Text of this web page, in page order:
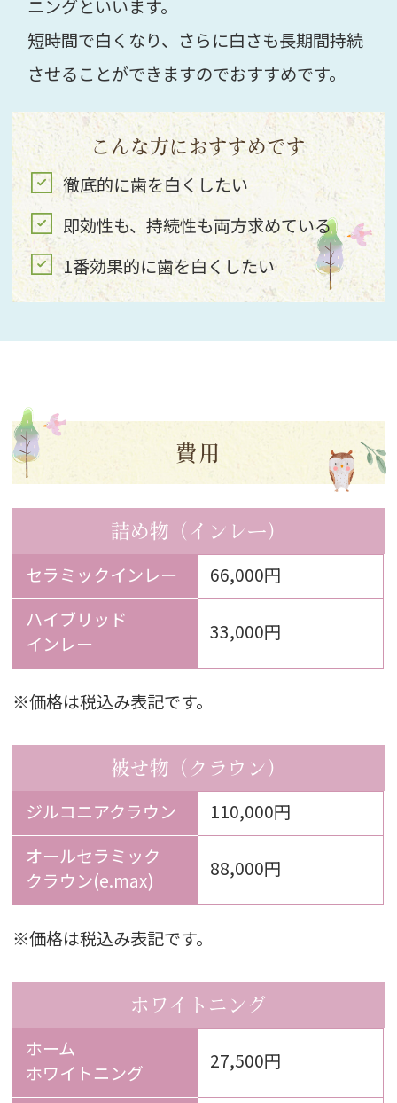
ニングといいます。
短時間で白くなり、さらに白さも長期間持続
させることができますのでおすすめです。
こんな方におすすめです
徹底的に歯を白くしたい
即効性も、持続性も両方求めている
1番効果的に歯を白くしたい
費用
詰め物（インレー）
セラミックインレー
66,000円
ハイブリッド
インレー
33,000円
※価格は税込み表記です。
被せ物（クラウン）
ジルコニアクラウン
110,000円
オールセラミック
クラウン(e.max)
88,000円
※価格は税込み表記です。
ホワイトニング
ホーム
ホワイトニング
27,500円